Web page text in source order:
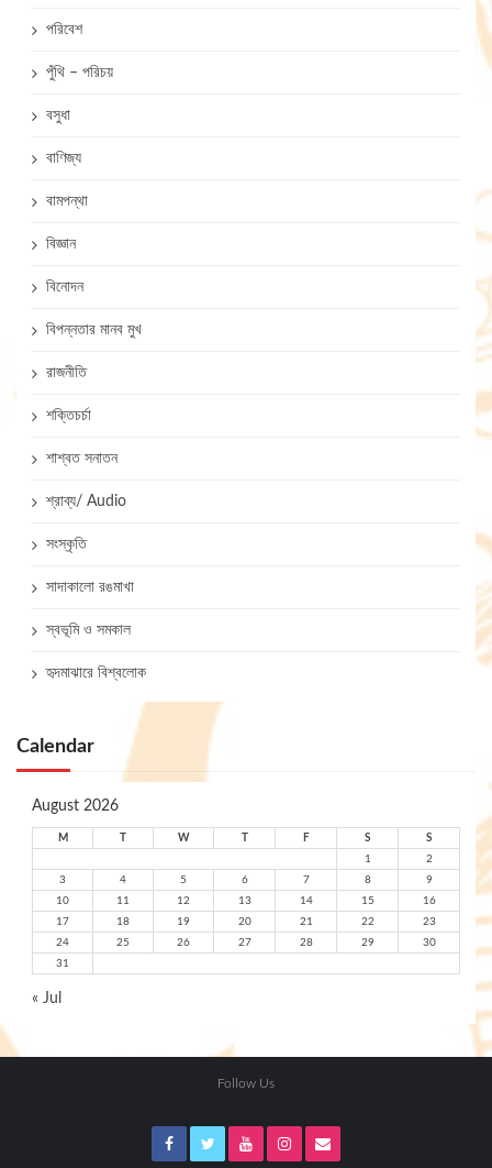
পরিবেশ
পুঁথি – পরিচয়
বসুধা
বাণিজ্য
বামপন্থা
বিজ্ঞান
বিনোদন
বিপন্নতার মানব মুখ
রাজনীতি
শক্তিচর্চা
শাশ্বত সনাতন
শ্রাব্য/ Audio
সংস্কৃতি
সাদাকালো রঙমাখা
স্বভূমি ও সমকাল
হৃদমাঝারে বিশ্বলোক
Calendar
August 2026
M W F S
S
1
2
3
4 5 6 7 8
9
10
11 12 13 14 15
16
17
18 19 20 21 22
23
24
25 26 27 28 29
30
31
« Jul
Follow Us